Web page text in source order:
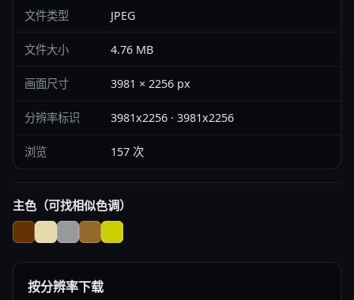
文件类型 JPEG
文件大小 4.76 MB
画面尺寸 3981 × 2256 px
分辨率标识 3981x2256 · 3981x2256
浏览 157 次
主色（可找相似色调）
按分辨率下载